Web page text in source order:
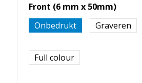
Front (6 mm x 50mm)
Onbedrukt
Graveren
Full colour